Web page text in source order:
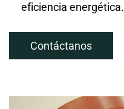
eficiencia energética.
Contáctanos